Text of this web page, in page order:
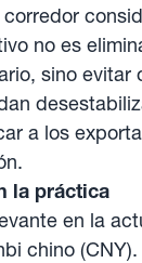
no es
sino evitar
a los
la práctica
en la
chino